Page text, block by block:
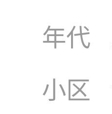
年代
小区